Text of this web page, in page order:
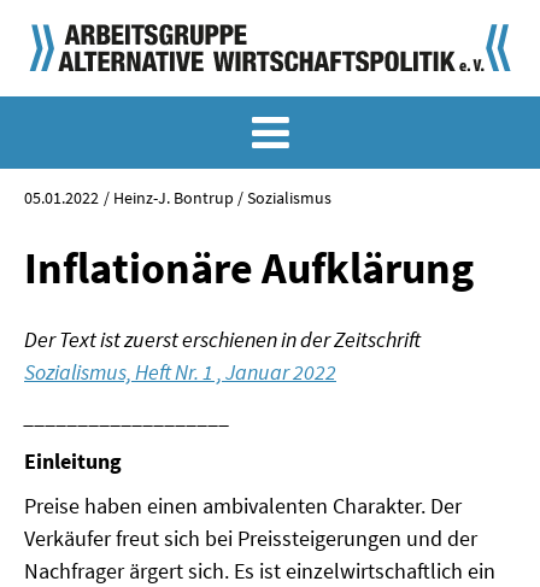
KLASSIKER
SONDERVERÖFFENTLICHUNGEN
MATERIALIEN
MATERIALIEN ZU DEN MEMORANDEN
MATERIALIEN ZUR SOMMERSCHULE
05.01.2022 Heinz-J. Bontrup / Sozialismus
Inflationäre Aufklärung
Der Text ist zuerst erschienen in der Zeitschrift
Sozialismus, Heft Nr. 1 , Januar 2022
Einleitung
Preise haben einen ambivalenten Charakter. Der
Verkäufer freut sich bei Preissteigerungen und der
Nachfrager ärgert sich. Es ist einzelwirtschaftlich ein